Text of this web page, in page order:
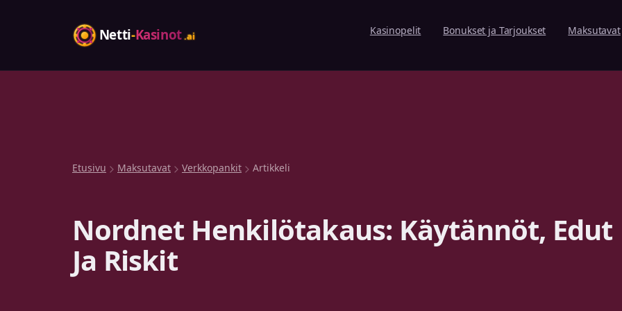
Kasinopelit Bonukset ja Tarjoukset Maksutavat
Etusivu Maksutavat Verkkopankit Artikkeli
Nordnet Henkilötakaus: Käytännöt, Edut
Ja Riskit